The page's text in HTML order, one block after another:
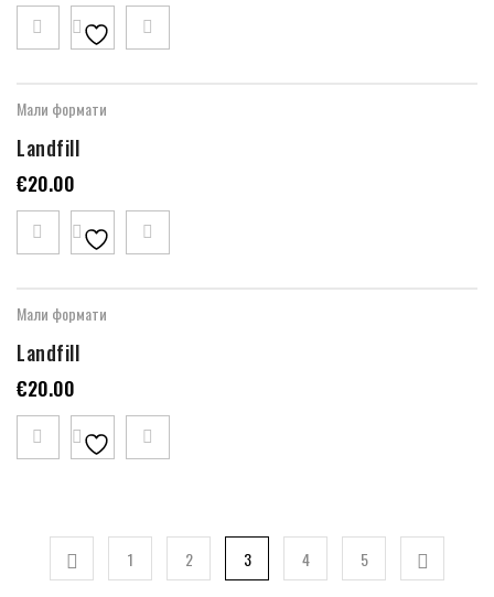
Мали формати
Landfill
€20.00
Мали формати
Landfill
€20.00
1 2 3 4 5